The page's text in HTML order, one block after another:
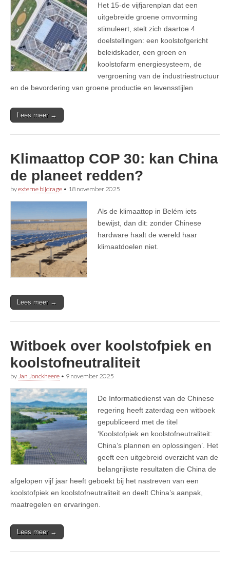
Het 15-de vijfjarenplan dat een
uitgebreide groene omvorming
stimuleert, stelt zich daartoe 4
doelstellingen: een koolstofgericht
beleidskader, een groen en
koolstofarm energiesysteem, de
vergroening van de industriestructuur
en de bevordering van groene productie en levensstijlen
Lees meer →
Klimaattop COP 30: kan China
de planeet redden?
byexterne bijdrage • 18 november 2025
Als de klimaattop in Belém iets
bewijst, dan dit: zonder Chinese
hardware haalt de wereld haar
klimaatdoelen niet.
Lees meer →
Witboek over koolstofpiek en
koolstofneutraliteit
by Jan Jonckheere • 9 november 2025
De Informatiedienst van de Chinese
regering heeft zaterdag een witboek
gepubliceerd met de titel
‘Koolstofpiek en koolstofneutraliteit:
China’s plannen en oplossingen’. Het
geeft een uitgebreid overzicht van de
belangrijkste resultaten die China de
afgelopen vijf jaar heeft geboekt bij het nastreven van een
koolstofpiek en koolstofneutraliteit en deelt China’s aanpak,
maatregelen en ervaringen.
Lees meer →